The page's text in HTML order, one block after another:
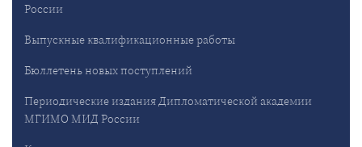
России
Выпускные квалификационные работы
Бюллетень новых поступлений
Периодические издания Дипломатической академии
МГИМО МИД России